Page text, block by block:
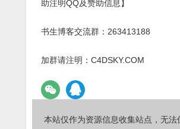
助注明QQ及赞助信息】
书生博客交流群：263413188
加群请注明：C4DSKY.COM
本站仅作为资源信息收集站点，无法